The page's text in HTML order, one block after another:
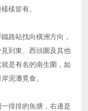
樣皆有。
路站找向橫洲方向，
到東、西頭圍及其他
是有名的南生圍，如
泥灘覓食。
排排的魚塘，右邊是